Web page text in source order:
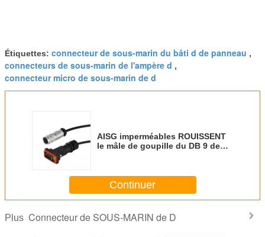
Étiquettes: connecteur de sous-marin du bâti d de panneau ,
connecteurs de sous-marin de l'ampère d ,
connecteur micro de sous-marin de d
AISG imperméables ROUISSENT
le mâle de goupille du DB 9 de
Continuer
Plus Connecteur de SOUS-MARIN de D